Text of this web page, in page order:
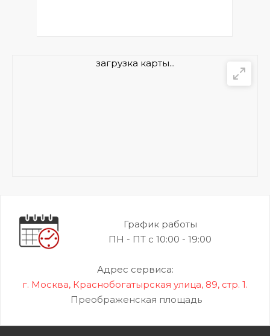
загрузка карты...
График работы
ПН - ПТ с 10:00 - 19:00
Адрес сервиса:
г. Москва, Краснобогатырская улица, 89, стр. 1.
Преображенская площадь